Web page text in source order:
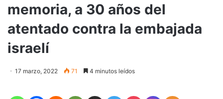
memoria, a 30 años del
atentado contra la embajada
israelí
17 marzo, 2022 71 4 minutos leídos